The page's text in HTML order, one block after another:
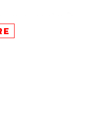
นหมิ่นประมาท ดูหมิ่น
ากษัตริย์ฯ และร่วม